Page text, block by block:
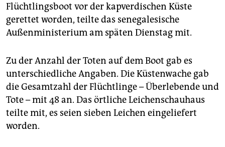
abo
genossenschaft
Flüchtlingsboot vor der kapverdischen Küste
gerettet worden, teilte das senegalesische
Außenministerium am späten Dienstag mit.
Zu der Anzahl der Toten auf dem Boot gab es
unterschiedliche Angaben. Die Küstenwache gab
die Gesamtzahl der Flüchtlinge – Überlebende und
Tote – mit 48 an. Das örtliche Leichenschauhaus
teilte mit, es seien sieben Leichen eingeliefert
worden.